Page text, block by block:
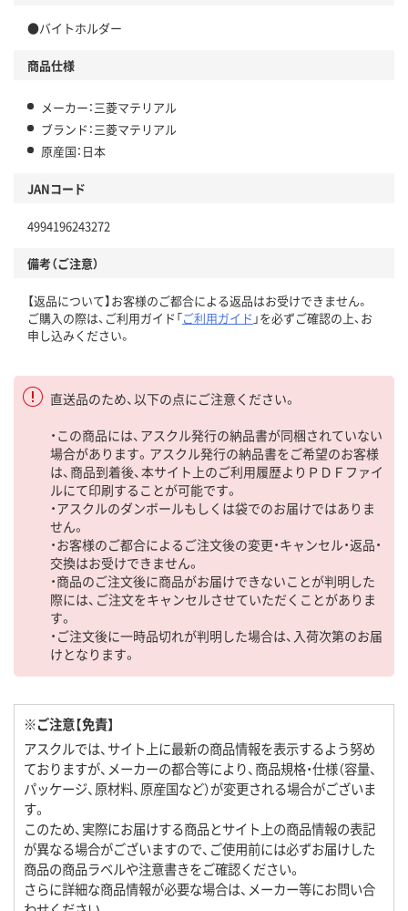
●バイトホルダー
商品仕様
メーカー：三菱マテリアル
ブランド：三菱マテリアル
原産国：日本
JANコード
4994196243272
備考（ご注意）
【返品について】お客様のご都合による返品はお受けできません。
ご購入の際は、ご利用ガイド「ご利用ガイド 」を必ずご確認の上、お
申し込みください。
直送品のため、以下の点にご注意ください。
・この商品には、アスクル発行の納品書が同梱されていない
場合があります。アスクル発行の納品書をご希望のお客様
は、商品到着後、本サイト上のご利用履歴よりＰＤＦファイ
ルにて印刷することが可能です。
・アスクルのダンボールもしくは袋でのお届けではありま
せん。
・お客様のご都合によるご注文後の変更・キャンセル・返品・
交換はお受けできません。
・商品のご注文後に商品がお届けできないことが判明した
際には、ご注文をキャンセルさせていただくことがありま
す。
・ご注文後に一時品切れが判明した場合は、入荷次第のお届
けとなります。
※ご注意【免責】
アスクルでは、サイト上に最新の商品情報を表示するよう努め
ておりますが、メーカーの都合等により、商品規格・仕様（容量、
パッケージ、原材料、原産国など）が変更される場合がございま
す。
このため、実際にお届けする商品とサイト上の商品情報の表記
が異なる場合がございますので、ご使用前には必ずお届けした
商品の商品ラベルや注意書きをご確認ください。
さらに詳細な商品情報が必要な場合は、メーカー等にお問い合